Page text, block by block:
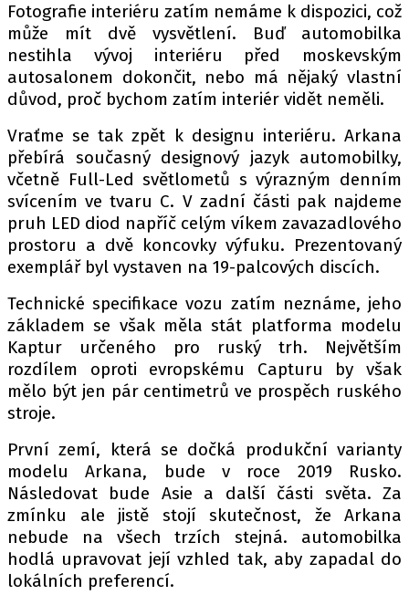
Provozovatelem serveru autoroad.cz je
INCORP MEDIA GROUP s.r.o., IČ: 118 23 054
Fotografie interiéru zatím nemáme k dispozici, což
může mít dvě vysvětlení. Buď automobilka
nestihla vývoj interiéru před moskevským
autosalonem dokončit, nebo má nějaký vlastní
důvod, proč bychom zatím interiér vidět neměli.
Vraťme se tak zpět k designu interiéru. Arkana
přebírá současný designový jazyk automobilky,
včetně Full-Led světlometů s výrazným denním
svícením ve tvaru C. V zadní části pak najdeme
pruh LED diod napříč celým víkem zavazadlového
prostoru a dvě koncovky výfuku. Prezentovaný
exemplář byl vystaven na 19-palcových discích.
Technické specifikace vozu zatím neznáme, jeho
základem se však měla stát platforma modelu
Kaptur určeného pro ruský trh. Největším
rozdílem oproti evropskému Capturu by však
mělo být jen pár centimetrů ve prospěch ruského
stroje.
První zemí, která se dočká produkční varianty
modelu Arkana, bude v roce 2019 Rusko.
Následovat bude Asie a další části světa. Za
zmínku ale jistě stojí skutečnost, že Arkana
nebude na všech trzích stejná. automobilka
hodlá upravovat její vzhled tak, aby zapadal do
lokálních preferencí.